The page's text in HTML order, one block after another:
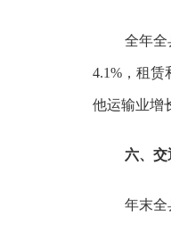
全年全
4.1%，租赁
他运输业增
六、交
年末全